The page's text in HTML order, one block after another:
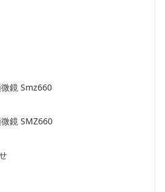
鏡 Smz660
鏡 SMZ660